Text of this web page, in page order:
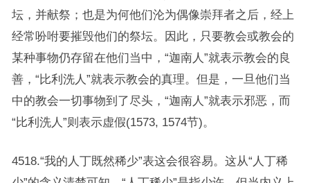
坛，并献祭；也是为何他们沦为偶像崇拜者之后，经上
经常吩咐要摧毁他们的祭坛。因此，只要教会或教会的
某种事物仍存留在他们当中，“迦南人”就表示教会的良
善，“比利洗人”就表示教会的真理。但是，一旦他们当
中的教会一切事物到了尽头，“迦南人”就表示邪恶，而
“比利洗人”则表示虚假(1573, 1574节)。
4518.“我的人丁既然稀少”表这会很容易。这从“人丁稀